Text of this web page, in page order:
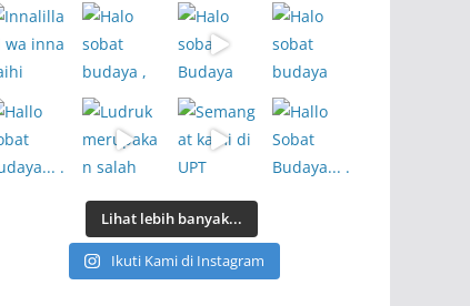
Lihat lebih banyak...
Ikuti Kami di Instagram